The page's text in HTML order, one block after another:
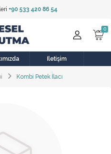
+90 533 420 86 54
Kategoriler
Makinesi
İletişim
Kombi Petek İlacı